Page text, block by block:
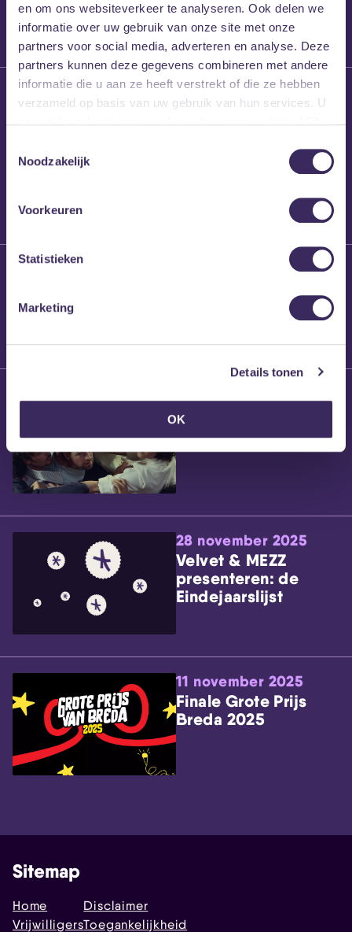
en om ons websiteverkeer te analyseren. Ook delen we
informatie over uw gebruik van onze site met onze
partners voor social media, adverteren en analyse. Deze
partners kunnen deze gegevens combineren met andere
informatie die u aan ze heeft verstrekt of die ze hebben
verzameld op basis van uw gebruik van hun services. U
Noodzakelijk
Voorkeuren
Statistieken
Marketing
Details tonen
OK
26 maart 2026
Willem’s Blog: High
Brennt Vanneste
Willem’s Blog: Ão
28 november 2025
Velvet & MEZZ
presenteren: de
Eindejaarslijst
11 november 2025
Finale Grote Prijs
Breda 2025
Sitemap
Home
Vrijwilligers
Disclaimer
Toegankelijkheid